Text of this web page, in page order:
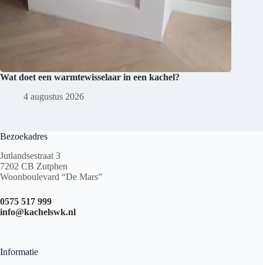
Wat doet een warmtewisselaar in een kachel?
4 augustus 2026
Bezoekadres
Jutlandsestraat 3
7202 CB Zutphen
Woonboulevard “De Mars”
0575 517 999
info@kachelswk.nl
Informatie